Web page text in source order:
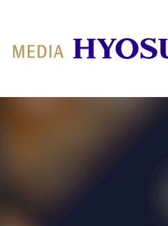
MY FRIEND HYOSUNG